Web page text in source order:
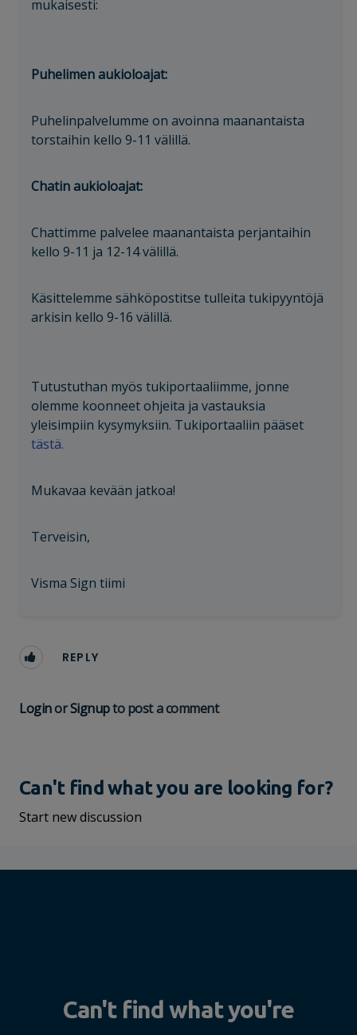
mukaisesti:
Puhelimen aukioloajat:
Puhelinpalvelumme on avoinna maanantaista
torstaihin kello 9-11 välillä.
Chatin aukioloajat:
Chattimme palvelee maanantaista perjantaihin
kello 9-11 ja 12-14 välillä.
Käsittelemme sähköpostitse tulleita tukipyyntöjä
arkisin kello 9-16 välillä.
Tutustuthan myös tukiportaaliimme, jonne
olemme koonneet ohjeita ja vastauksia
yleisimpiin kysymyksiin. Tukiportaaliin pääset
tästä.
Mukavaa kevään jatkoa!
Terveisin,
Visma Sign tiimi
REPLY
LoginorSignupto post a comment
Can't find what you are looking for?
Start new discussion
Can't find what you're